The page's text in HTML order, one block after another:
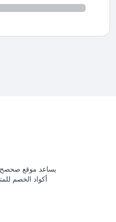
يساعد موقع صحصح
أكواد الخصم